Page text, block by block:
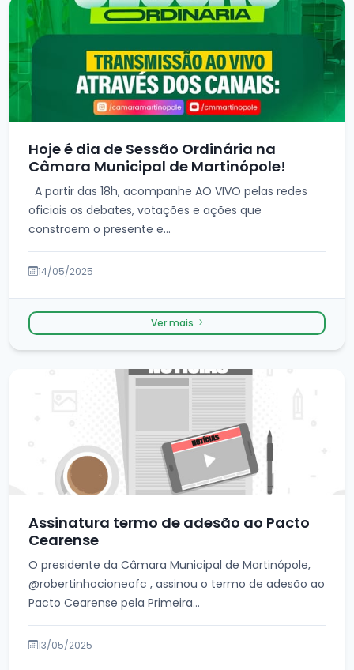
Hoje é dia de Sessão Ordinária na
Câmara Municipal de Martinópole!
oficiais os debates, votações e ações que
constroem o presente e...
14/05/2025
Ver mais
Assinatura termo de adesão ao Pacto
Cearense
O presidente da Câmara Municipal de Martinópole,
@robertinhocioneofc , assinou o termo de adesão ao
Pacto Cearense pela Primeira...
13/05/2025